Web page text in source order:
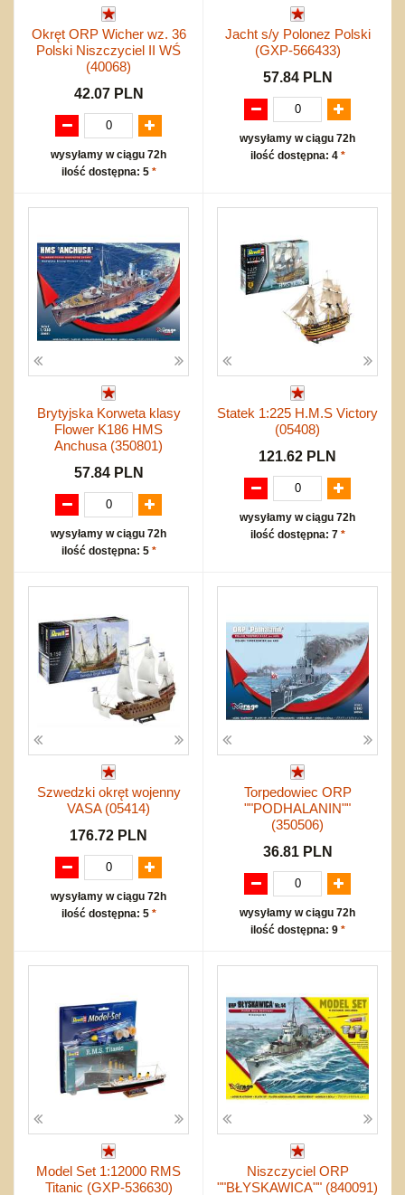
Okręt ORP Wicher wz. 36
Polski Niszczyciel II WŚ
(40068)
42.07 PLN
wysyłamy w ciągu 72h
ilość dostępna: 5 *
Jacht s/y Polonez Polski
(GXP-566433)
57.84 PLN
wysyłamy w ciągu 72h
ilość dostępna: 4 *
Brytyjska Korweta klasy
Flower K186 HMS
Anchusa (350801)
57.84 PLN
wysyłamy w ciągu 72h
ilość dostępna: 5 *
Statek 1:225 H.M.S Victory
(05408)
121.62 PLN
wysyłamy w ciągu 72h
ilość dostępna: 7 *
Szwedzki okręt wojenny
VASA (05414)
176.72 PLN
wysyłamy w ciągu 72h
ilość dostępna: 5 *
Torpedowiec ORP
""PODHALANIN""
(350506)
36.81 PLN
wysyłamy w ciągu 72h
ilość dostępna: 9 *
Model Set 1:12000 RMS
Titanic (GXP-536630)
Niszczyciel ORP
""BŁYSKAWICA"" (840091)